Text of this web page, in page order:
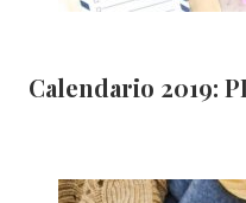
Calendario 2019: